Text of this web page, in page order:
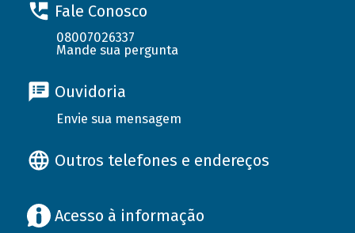
Fale Conosco
08007026337
Mande sua pergunta
Ouvidoria
Envie sua mensagem
Outros telefones e endereços
Acesso à informação